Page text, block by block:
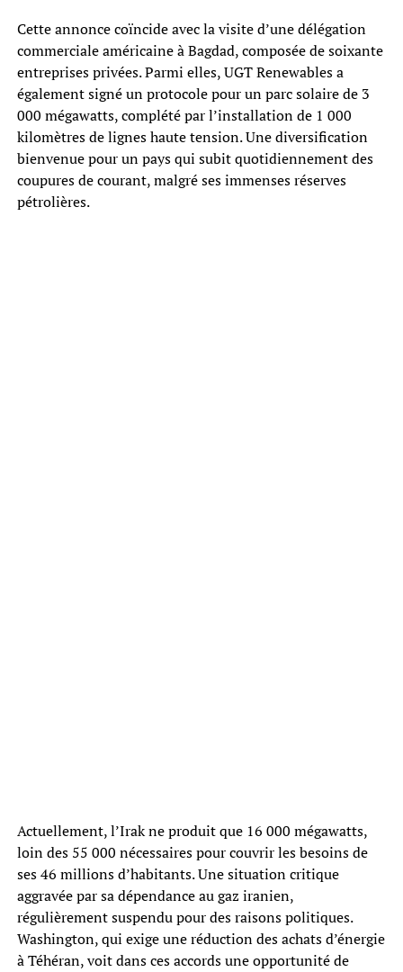
Cette annonce coïncide avec la visite d’une délégation
commerciale américaine à Bagdad, composée de soixante
entreprises privées. Parmi elles, UGT Renewables a
également signé un protocole pour un parc solaire de 3
000 mégawatts, complété par l’installation de 1 000
kilomètres de lignes haute tension. Une diversification
bienvenue pour un pays qui subit quotidiennement des
coupures de courant, malgré ses immenses réserves
pétrolières.
Actuellement, l’Irak ne produit que 16 000 mégawatts,
loin des 55 000 nécessaires pour couvrir les besoins de
ses 46 millions d’habitants. Une situation critique
aggravée par sa dépendance au gaz iranien,
régulièrement suspendu pour des raisons politiques.
Washington, qui exige une réduction des achats d’énergie
à Téhéran, voit dans ces accords une opportunité de